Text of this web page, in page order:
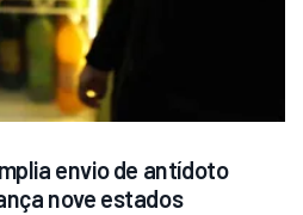
envio de antídoto
nove estados